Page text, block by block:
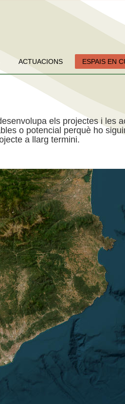
ACTUACIONS ESPAIS EN
els projectes i les
o potencial perquè ho
a llarg termini.